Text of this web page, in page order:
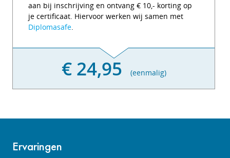
aan bij inschrijving en ontvang € 10,- korting op
je certificaat. Hiervoor werken wij samen met
Diplomasafe.
€ 24,95 (eenmalig)
Ervaringen